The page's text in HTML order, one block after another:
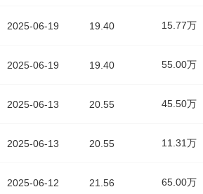
2025-06-19
2025-06-19
2025-06-13
2025-06-13
2025-06-12
19.40 15.77万
19.40 55.00万
20.55 45.50万
20.55 11.31万
21.56 65.00万